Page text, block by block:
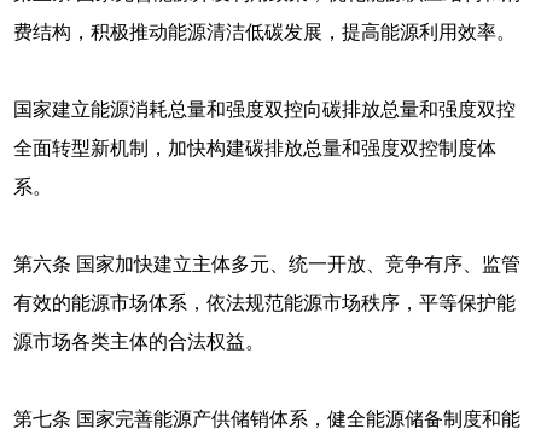
费结构，积极推动能源清洁低碳发展，提高能源利用效率。
国家建立能源消耗总量和强度双控向碳排放总量和强度双控
全面转型新机制，加快构建碳排放总量和强度双控制度体
系。
第六条 国家加快建立主体多元、统一开放、竞争有序、监管
有效的能源市场体系，依法规范能源市场秩序，平等保护能
源市场各类主体的合法权益。
第七条 国家完善能源产供储销体系，健全能源储备制度和能